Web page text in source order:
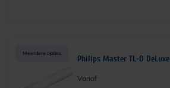
Meerdere opties
Philips Master TL-D DeLuxe
Vanaf